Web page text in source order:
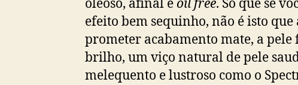
oleoso, afinal é oil free. Só que se
efeito bem sequinho, não é isto que
prometer acabamento mate, a pele
brilho, um viço natural de pele
melequento e lustroso como o